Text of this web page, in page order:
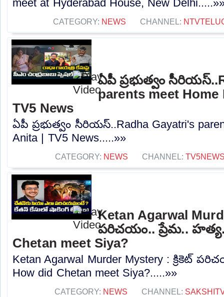
meet at Hyderabad House, New
CATEGORY: NEWS CHANNEL:
ఏపీ ప్రభుత్వం
parents meet
TV5 News
ఏపీ ప్రభుత్వం సీరియస్..Radha Gayatri's
Anita | TV5 News.....»»
CATEGORY: NEWS CHANNEL:
Ketan Agarwal
పరిచయం.. ప్రేమ..
Chetan meet Siya?
Ketan Agarwal Murder Mystery : క్రికెట్
How did Chetan meet Siya?.....»»
CATEGORY: NEWS CHANNEL: